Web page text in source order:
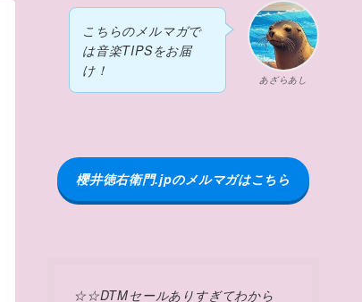
あざらあし
こちらのメルマガで
は音楽TIPSをお届
け！
櫻井徳右衛門.jpのメルマガはこちら
☆☆DTMセールありすぎてわから